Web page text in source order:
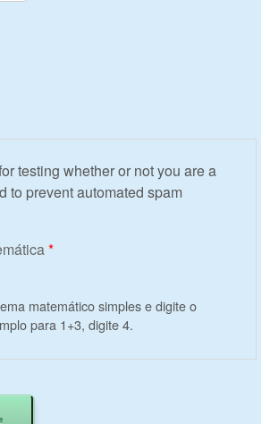
testing whether or not you are a
to prevent automated spam
*
matemático simples e digite o
para 1+3, digite 4.